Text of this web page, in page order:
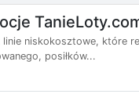
niskokosztowe, które
posiłków...